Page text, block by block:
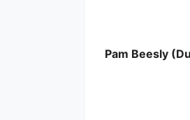
Pam Beesly